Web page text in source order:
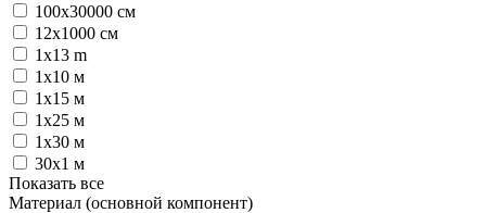
100х30000 см
12х1000 см
1x13 m
1х10 м
1х15 м
1х25 м
1х30 м
30х1 м
Показать все
Материал (основной компонент)